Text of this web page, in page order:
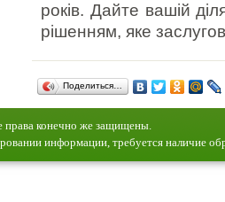
років. Дайте вашій
рішенням, яке
Поделиться…
конечно же защищены.
информации, требуется наличие